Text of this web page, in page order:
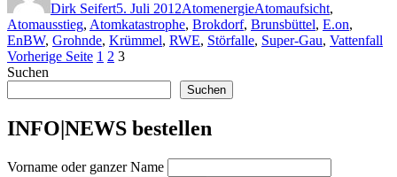
Dirk Seifert5. Juli 2012AtomenergieAtomaufsicht,
Atomausstieg, Atomkatastrophe, Brokdorf, Brunsbüttel, E.on,
EnBW, Grohnde, Krümmel, RWE, Störfalle, Super-Gau, Vattenfall
Seitennummerierung
der
Vorherige Seite Seite
1 Seite
2 Seite
3
Suchen
Suchen
INFO|NEWS bestellen
Vorname oder ganzer Name